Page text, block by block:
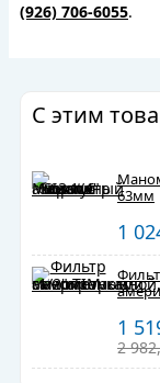
(926) 706-6055.
С этим
63мм
1
1
2